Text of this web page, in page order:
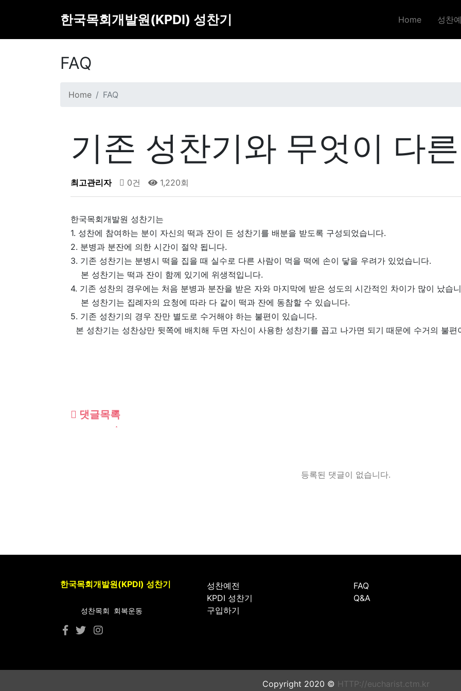
한국목회개발원(KPDI) 성찬기 Home 성찬
FAQ
Home FAQ
기존 성찬기와 무엇이 다
최고관리자 0건 1,220회
한국목회개발원 성찬기는
1. 성찬에 참여하는 분이 자신의 떡과 잔이 든 성찬기를 배분을 받도록 구성되었습니다.
2. 분병과 분잔에 의한 시간이 절약 됩니다.
3. 기존 성찬기는 분병시 떡을 집을 때 실수로 다른 사람이 먹을 떡에 손이 닿을 우려가 있었습니다.
본 성찬기는 떡과 잔이 함께 있기에 위생적입니다.
4. 기존 성찬의 경우에는 처음 분병과 분잔을 받은 자와 마지막에 받은 성도의 시간적인 차이가 많이 났습
본 성찬기는 집례자의 요청에 따라 다 같이 떡과 잔에 동참할 수 있습니다.
5. 기존 성찬기의 경우 잔만 별도로 수거해야 하는 불편이 있습니다.
본 성찬기는 성찬상만 뒷쪽에 배치해 두면 자신이 사용한 성찬기를 꼽고 나가면 되기 때문에 수거의 불편
댓글목록
등록된 댓글이 없습니다.
한국목회개발원(KPDI) 성찬기
성찬목회 회복운동
성찬예전
KPDI 성찬기
구입하기
FAQ
Q&A
Copyright 2020 © HTTP://eucharist.ctm.kr